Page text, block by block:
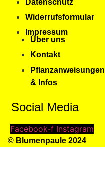
Widerrufsformular
Impressum
Über uns
Kontakt
Pflanzanweisungen
& Infos
Social Media
Facebook-f Instagram
© Blumenpaule 2024